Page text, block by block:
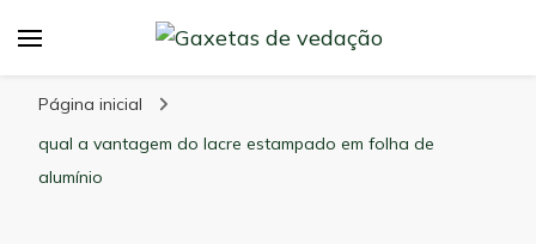
Página inicial
qual a vantagem do lacre estampado em folha de
alumínio